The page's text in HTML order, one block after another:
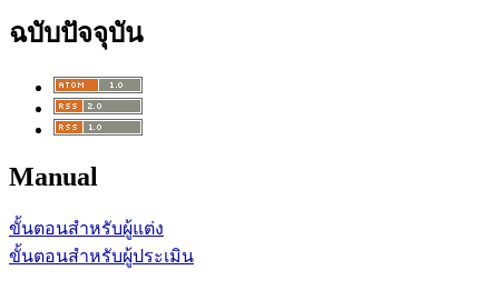
ฉบับปัจจุบัน
Manual
ขั้นตอนสำหรับผู้แต่ง
ขั้นตอนสำหรับผู้ประเมิน